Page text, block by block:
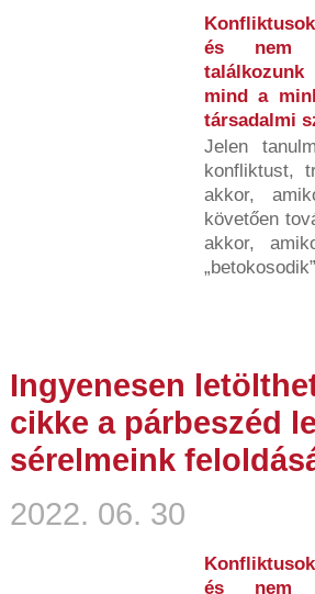
és nem
találkozunk
mind a
társadalmi
Jelen
konfliktust,
akkor,
követően
akkor,
Ingyenesen
cikke a párbeszéd
sérelmeink
2022. 06. 30
és nem